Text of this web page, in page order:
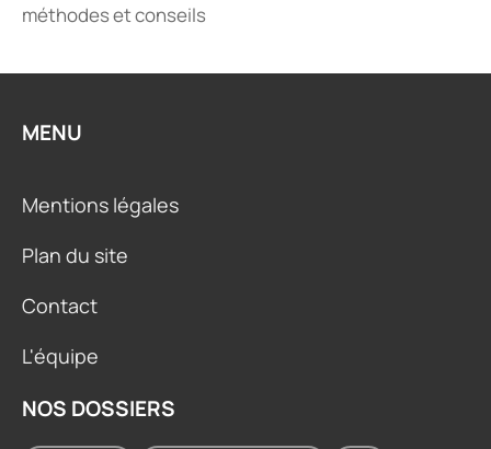
méthodes et conseils
MENU
Mentions légales
Plan du site
Contact
L'équipe
NOS DOSSIERS